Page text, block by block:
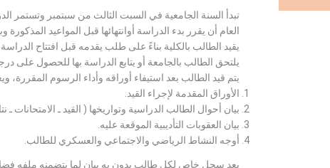
تبدأ السنة الجامعية في السبت الثالث من سبتمبر وتستمر
العام أن يقرر بدء الدراسة أوانتهائها قبل المواعيد المذكورة
يقيد الطالب بالكلية بناءً على طلب يقدمه قبل افتتاح
يلتحق الطالب بالجامعة أو يتابع الدراسة بها للحصول على
يتم قيد الطالب بعد استيفاء أوراقه وأداء الرسوم
الأوراق المقدمة لإجراء القيد.
بيان أحوال الطالب الدراسية وتواريخها ( القيد ـ الامتحانات ـ
بيان العقوبات التأديبية الموقعة عليه.
أوجه النشاط الرياضي والاجتماعي والعسكري للطالب.
يعد سجل خاص لكل طالب يدون به بيان لما يتضمنه ملفه